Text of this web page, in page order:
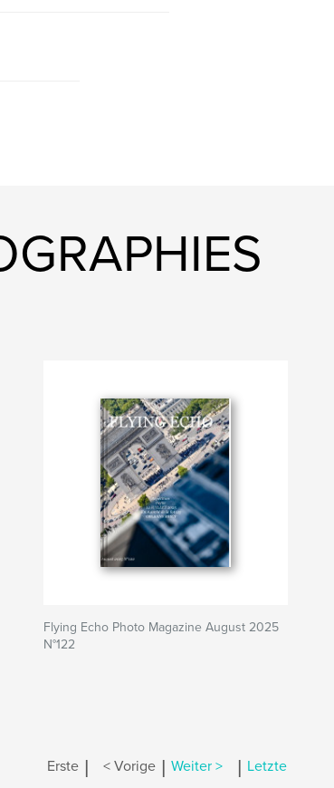
Flying Echo Photo Magazine August 2025
N°122
Erste | < Vorige | Weiter > | Letzte